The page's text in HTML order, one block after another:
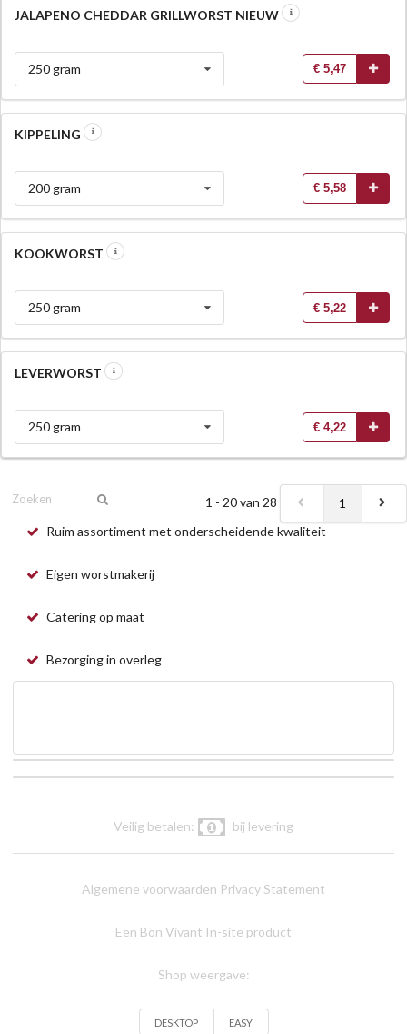
JALAPENO CHEDDAR GRILLWORST NIEUW
250 gram € 5,47
KIPPELING
200 gram € 5,58
KOOKWORST
250 gram € 5,22
LEVERWORST
250 gram € 4,22
1 - 20 van 28
1
Ruim assortiment met onderscheidende kwaliteit
Eigen worstmakerij
Catering op maat
Bezorging in overleg
Veilig betalen: bij levering
Algemene voorwaarden Privacy Statement
Een Bon Vivant In-site product
Shop weergave:
DESKTOP EASY